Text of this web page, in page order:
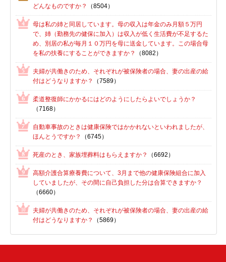
どんなものですか？
（8504）
母は私の姉と同居しています。母の収入は年金のみ月額５万円
で、姉（勤務先の健保に加入）は収入が低く生活費が不足するた
め、別居の私が毎月１０万円を母に送金しています。この場合母
を私の扶養にすることができますか？
（8082）
夫婦が共働きのため、それぞれが被保険者の場合、妻の出産の給
付はどうなりますか？
（7589）
柔道整復師にかかるにはどのようにしたらよいでしょうか？
（7168）
自動車事故のときは健康保険ではかかれないといわれましたが、
ほんとうですか？
（6745）
死産のとき、家族埋葬料はもらえますか？ （6692）
高額介護合算療養費について、3月まで他の健康保険組合に加入
していましたが、その間に自己負担した分は合算できますか？
（6660）
夫婦が共働きのため、それぞれが被保険者の場合、妻の出産の給
付はどうなりますか？
（5869）